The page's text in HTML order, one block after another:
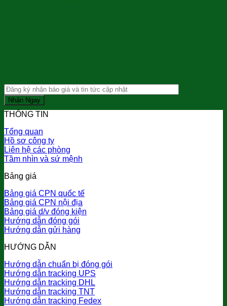
THÔNG TIN
Tổng quan
Hồ sơ công ty
Liên hệ các phòng
Tầm nhìn và sứ mệnh
Bảng giá
Bảng giá CPN quốc tế
Bảng giá CPN nội địa
Bảng giá d/v đóng kiện
Hướng dẫn đóng gói
Hướng dẫn gửi hàng
HƯỚNG DẪN
Hướng dẫn chuẩn bị đóng gói
Hướng dẫn tracking UPS
Hướng dẫn tracking DHL
Hướng dẫn tracking TNT
Hướng dẫn tracking Fedex